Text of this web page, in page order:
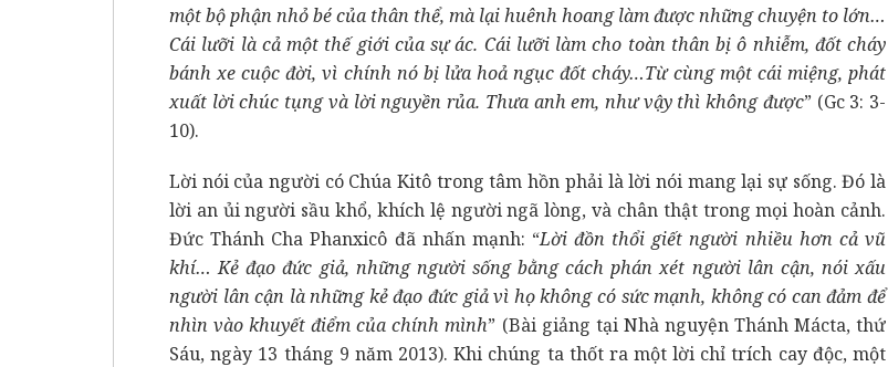
một bộ phận nhỏ bé của thân thể, mà lại huênh hoang làm được những chuyện to lớn…
Cái lưỡi là cả một thế giới của sự ác. Cái lưỡi làm cho toàn thân bị ô nhiễm, đốt cháy
bánh xe cuộc đời, vì chính nó bị lửa hoả ngục đốt cháy…Từ cùng một cái miệng, phát
xuất lời chúc tụng và lời nguyền rủa. Thưa anh em, như vậy thì không được” (Gc 3: 3-
10).
Lời nói của người có Chúa Kitô trong tâm hồn phải là lời nói mang lại sự sống. Đó là
lời an ủi người sầu khổ, khích lệ người ngã lòng, và chân thật trong mọi hoàn cảnh.
Đức Thánh Cha Phanxicô đã nhấn mạnh: “Lời đồn thổi giết người nhiều hơn cả vũ
khí… Kẻ đạo đức giả, những người sống bằng cách phán xét người lân cận, nói xấu
người lân cận là những kẻ đạo đức giả vì họ không có sức mạnh, không có can đảm để
nhìn vào khuyết điểm của chính mình” (Bài giảng tại Nhà nguyện Thánh Mácta, thứ
Sáu, ngày 13 tháng 9 năm 2013). Khi chúng ta thốt ra một lời chỉ trích cay độc, một